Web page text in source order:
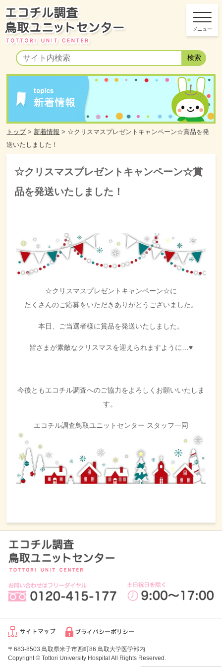
トップ> 新着情報 > ☆クリスマスプレゼントキャンペーン☆賞品を発
送いたしました！
☆クリスマスプレゼントキャンペーン☆賞
品を発送いたしました！
☆クリスマスプレゼントキャンペーン☆に
たくさんのご応募をいただきありがとうございました。
本日、ご当選者様に賞品を発送いたしました。
皆さまが素敵なクリスマスを迎えられますように…♥
今後ともエコチル調査へのご協力をよろしくお願いいたしま
す。
エコチル調査鳥取ユニットセンター スタッフ一同
〒683-8503 鳥取県米子市西町86 鳥取大学医学部内
Copyright © Tottori University Hospital All Rights Reserved.